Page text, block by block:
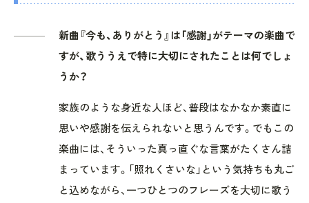
新曲『今も、ありがとう』は「感謝」がテーマの楽曲で
すが、歌ううえで特に大切にされたことは何でしょ
うか？
家族のような身近な人ほど、普段はなかなか素直に
思いや感謝を伝えられないと思うんです。でもこの
楽曲には、そういった真っ直ぐな言葉がたくさん詰
まっています。「照れくさいな」という気持ちも丸ご
と込めながら、一つひとつのフレーズを大切に歌う